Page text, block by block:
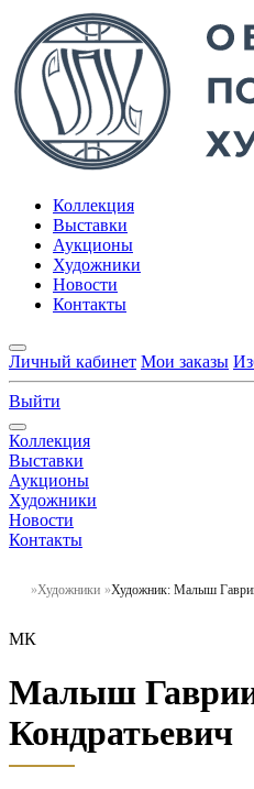
Коллекция
Выставки
Аукционы
Художники
Новости
Контакты
Личный кабинет Мои заказы
Выйти
Коллекция
Выставки
Аукционы
Художники
Новости
Контакты
Художники Художник: Малыш
МК
Малыш
Кондратьевич